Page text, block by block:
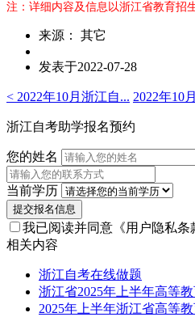
注：详细内容及信息以浙江省教育招
来源： 其它
发表于2022-07-28
< 2022年10月浙江自... 2022年10
浙江自考助学报名预约
您的姓名
当前学历
提交报名信息
我已阅读并同意 《用户隐私条
相关内容
浙江自考在线做题
浙江省2025年上半年高等
2025年上半年浙江省高等